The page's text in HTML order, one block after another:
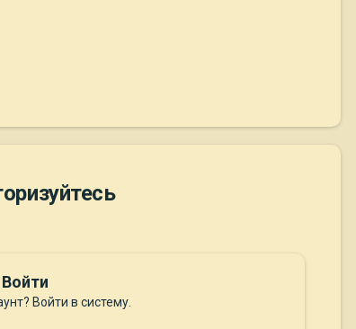
Войти
Войти в систему.